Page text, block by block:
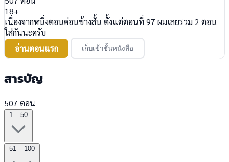
18+
เนื่องจากหนึ่งตอนค่อนข้างสั้น ตั้งแต่ตอนที่ 97 ผมเลยรวม 2 ตอน
ใส่กันนะครับ
อ่านตอนแรก
เก็บเข้าชั้นหนังสือ
สารบัญ
507 ตอน
1 – 50
51 – 100